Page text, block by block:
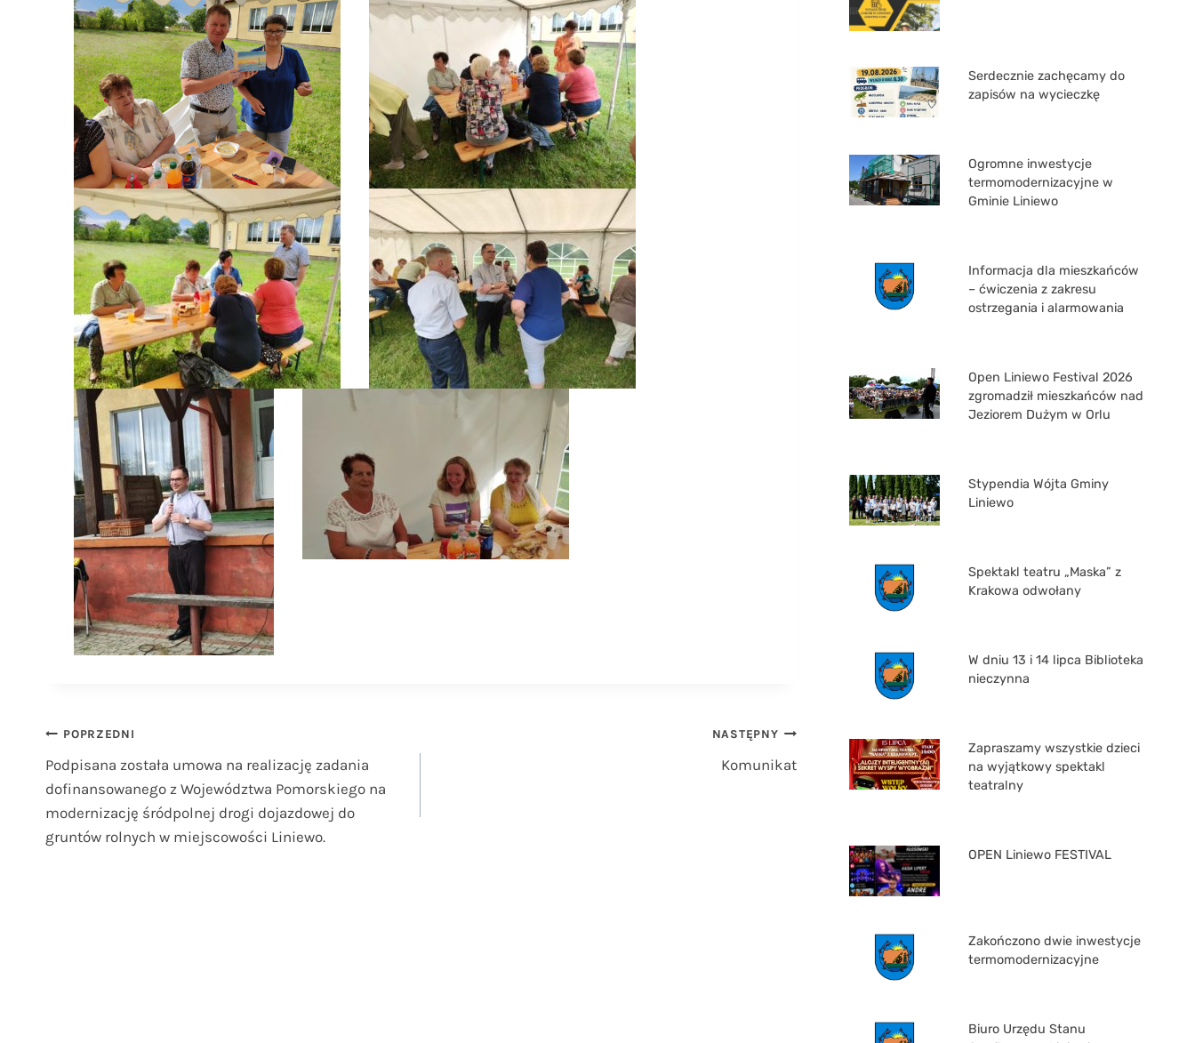
Nawigacja
wpisu
POPRZEDNI
Podpisana została umowa na realizację zadania
dofinansowanego z Województwa Pomorskiego na
modernizację śródpolnej drogi dojazdowej do
gruntów rolnych w miejscowości Liniewo.
NASTĘPNY
Komunikat
Serdecznie zachęcamy do
zapisów na wycieczkę
Ogromne inwestycje
termomodernizacyjne w
Gminie Liniewo
Informacja dla mieszkańców
– ćwiczenia z zakresu
ostrzegania i alarmowania
Open Liniewo Festival 2026
zgromadził mieszkańców nad
Jeziorem Dużym w Orlu
Stypendia Wójta Gminy
Liniewo
Spektakl teatru „Maska” z
Krakowa odwołany
W dniu 13 i 14 lipca Biblioteka
nieczynna
Zapraszamy wszystkie dzieci
na wyjątkowy spektakl
teatralny
OPEN Liniewo FESTIVAL
Zakończono dwie inwestycje
termomodernizacyjne
Biuro Urzędu Stanu